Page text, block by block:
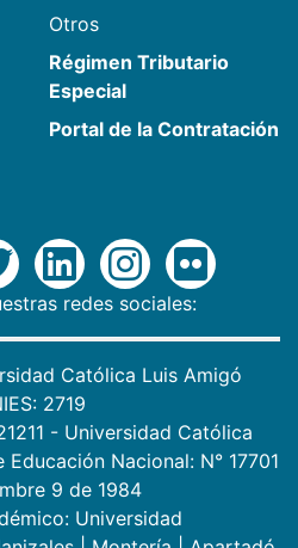
Otros
Régimen Tributario
Especial
Portal de la Contratación
redes sociales:
Católica Luis Amigó
2719
- Universidad Católica
Nacional: N° 17701
9 de 1984
Universidad